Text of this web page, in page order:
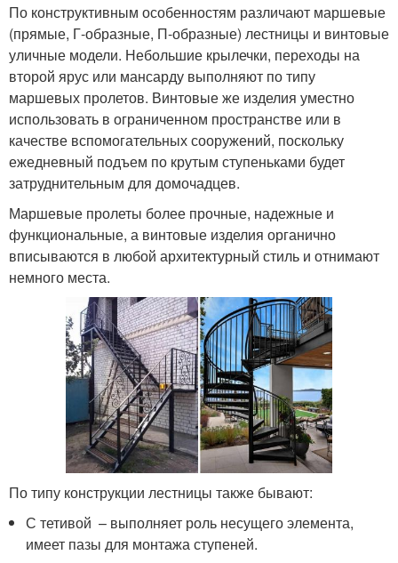
По конструктивным особенностям различают маршевые
(прямые, Г-образные, П-образные) лестницы и винтовые
уличные модели. Небольшие крылечки, переходы на
второй ярус или мансарду выполняют по типу
маршевых пролетов. Винтовые же изделия уместно
использовать в ограниченном пространстве или в
качестве вспомогательных сооружений, поскольку
ежедневный подъем по крутым ступеньками будет
затруднительным для домочадцев.
Маршевые пролеты более прочные, надежные и
функциональные, а винтовые изделия органично
вписываются в любой архитектурный стиль и отнимают
немного места.
По типу конструкции лестницы также бывают:
С тетивой – выполняет роль несущего элемента,
имеет пазы для монтажа ступеней.